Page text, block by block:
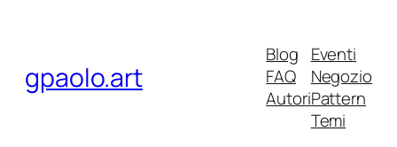
gpaolo.art
Blog
FAQ
Autori
Eventi
Negozio
Pattern
Temi